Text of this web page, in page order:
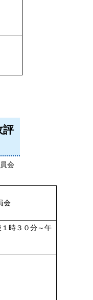
評
会
会
時３０分～午